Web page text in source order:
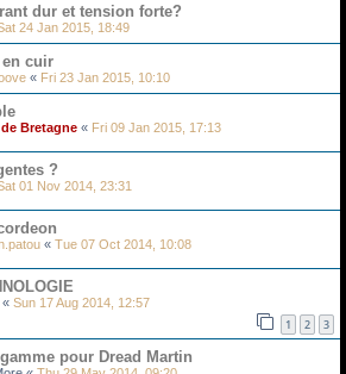
dur et tension forte?
24 Jan 2015, 18:49
cuir
« Fri 23 Jan 2015, 10:10
Bretagne « Fri 09 Jan 2015, 17:13
?
01 Nov 2014, 23:31
« Tue 07 Oct 2014, 10:08
« Sun 17 Aug 2014, 12:57
1 2 3
pour Dread Martin